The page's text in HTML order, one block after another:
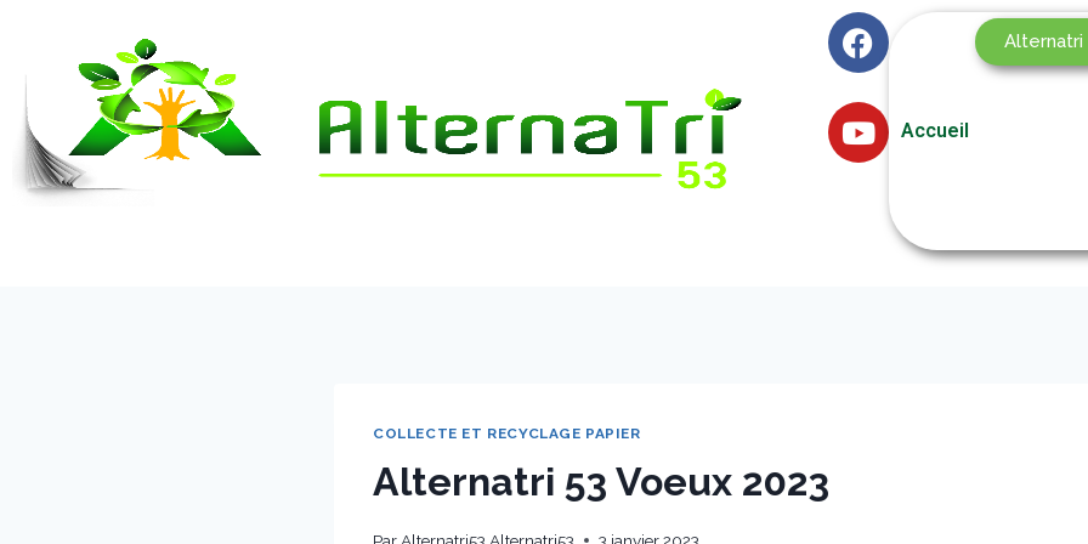
Accueil
Alternatri
COLLECTE ET RECYCLAGE PAPIER
Alternatri 53 Voeux 2023
Par Alternatri53 Alternatri53 3 janvier 2023